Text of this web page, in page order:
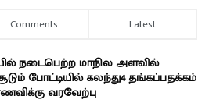
Comments Latest
நடைபெற்ற மாநில அளவில்
போட்டியில் கலந்து4 தங்கப்பதக்கம்
வரவேற்பு